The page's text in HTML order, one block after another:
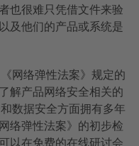
也很难只凭借文件来验
及他们的产品或系统是
网络弹性法案》规定的
解产品网络安全相关的
数据安全方面拥有多年
络弹性法案》的初步检
以在免费的在线研讨会